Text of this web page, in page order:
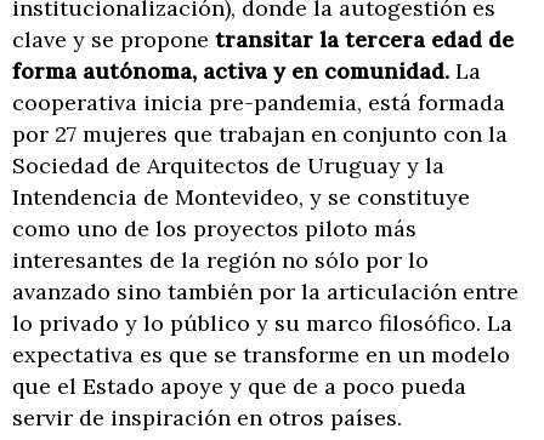
institucionalización), donde la autogestión es
clave y se propone transitar la tercera edad de
forma autónoma, activa y en comunidad. La
cooperativa inicia pre-pandemia, está formada
por 27 mujeres que trabajan en conjunto con la
Sociedad de Arquitectos de Uruguay y la
Intendencia de Montevideo, y se constituye
como uno de los proyectos piloto más
interesantes de la región no sólo por lo
avanzado sino también por la articulación entre
lo privado y lo público y su marco filosófico. La
expectativa es que se transforme en un modelo
que el Estado apoye y que de a poco pueda
servir de inspiración en otros países.